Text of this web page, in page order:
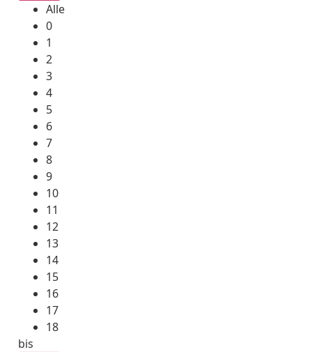
Alle
0
1
2
3
4
5
6
7
8
9
10
11
12
13
14
15
16
17
18
bis